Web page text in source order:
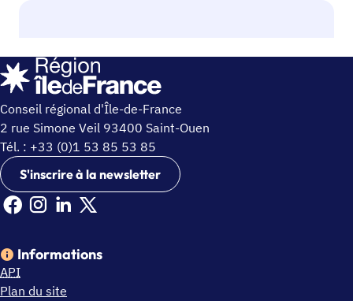
Conseil régional d'Île-de-France
2 rue Simone Veil 93400 Saint-Ouen
Tél. : +33 (0)1 53 85 53 85
S'inscrire à la newsletter
Facebook Ile de France (nouvelle fenêtre)
Instagram Ile de France (nouvelle fenêtre)
Linkedin Ile de France (nouvelle fenêtre)
X Ile de France (nouvelle fenêtre)
Informations
API
Plan du site